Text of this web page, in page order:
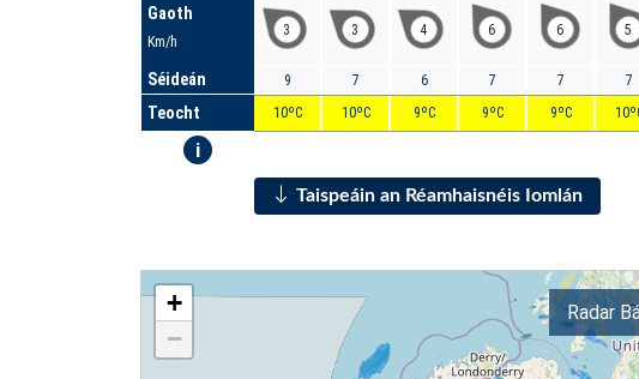
Gaoth
Km/h
Séideán
Teocht
i
3
9
10ºC
3
7
10ºC
4
6
9ºC
6
7
9ºC
6
7
9ºC
5
7
Taispeáin an Réamhaisnéis Iomlán
+
−
Radar